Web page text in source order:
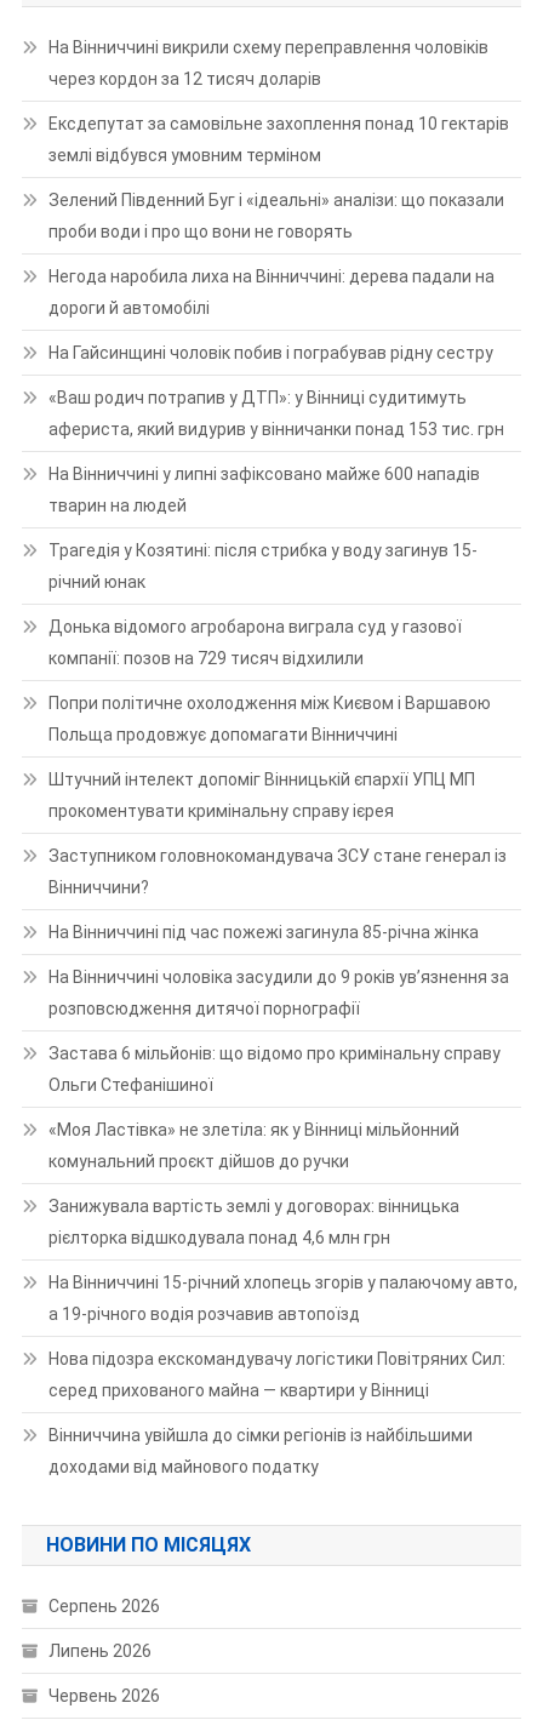
На Вінниччині викрили схему переправлення чоловіків
через кордон за 12 тисяч доларів
Ексдепутат за самовільне захоплення понад 10 гектарів
землі відбувся умовним терміном
Зелений Південний Буг і «ідеальні» аналізи: що показали
проби води і про що вони не говорять
Негода наробила лиха на Вінниччині: дерева падали на
дороги й автомобілі
На Гайсинщині чоловік побив і пограбував рідну сестру
«Ваш родич потрапив у ДТП»: у Вінниці судитимуть
афериста, який видурив у вінничанки понад 153 тис. грн
На Вінниччині у липні зафіксовано майже 600 нападів
тварин на людей
Трагедія у Козятині: після стрибка у воду загинув 15-
річний юнак
Донька відомого агробарона виграла суд у газової
компанії: позов на 729 тисяч відхилили
Попри політичне охолодження між Києвом і Варшавою
Польща продовжує допомагати Вінниччині
Штучний інтелект допоміг Вінницькій єпархії УПЦ МП
прокоментувати кримінальну справу ієрея
Заступником головнокомандувача ЗСУ стане генерал із
Вінниччини?
На Вінниччині під час пожежі загинула 85-річна жінка
На Вінниччині чоловіка засудили до 9 років ув’язнення за
розповсюдження дитячої порнографії
Застава 6 мільйонів: що відомо про кримінальну справу
Ольги Стефанішиної
«Моя Ластівка» не злетіла: як у Вінниці мільйонний
комунальний проєкт дійшов до ручки
Занижувала вартість землі у договорах: вінницька
рієлторка відшкодувала понад 4,6 млн грн
На Вінниччині 15-річний хлопець згорів у палаючому авто,
а 19-річного водія розчавив автопоїзд
Нова підозра екскомандувачу логістики Повітряних Сил:
серед прихованого майна — квартири у Вінниці
Вінниччина увійшла до сімки регіонів із найбільшими
доходами від майнового податку
НОВИНИ ПО МІСЯЦЯХ
Серпень 2026
Липень 2026
Червень 2026